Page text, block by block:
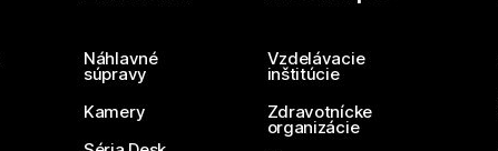
Odoslať otázku
Náhlavné
súpravy
Kamery
Vzdelávacie
inštitúcie
Zdravotnícke
organizácie